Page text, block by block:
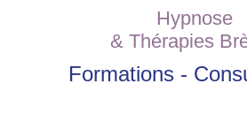
Hypnose
& Thérapies
Formations -